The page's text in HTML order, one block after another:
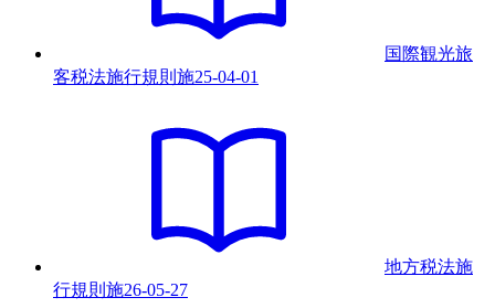
国際観光旅
客税法施行規則 施25-04-01
地方税法施
行規則 施26-05-27